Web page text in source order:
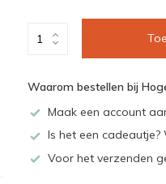
Waarom bestellen bij
Maak een account
Is het een
Voor het verzenden